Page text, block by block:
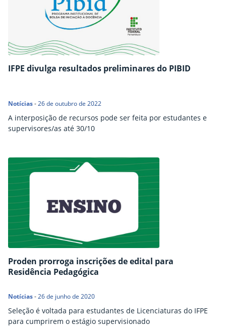
IFPE divulga resultados preliminares do PIBID
Notícias-26 de outubro de 2022
A interposição de recursos pode ser feita por estudantes e
supervisores/as até 30/10
Proden prorroga inscrições de edital para
Residência Pedagógica
Notícias-26 de junho de 2020
Seleção é voltada para estudantes de Licenciaturas do IFPE
para cumprirem o estágio supervisionado